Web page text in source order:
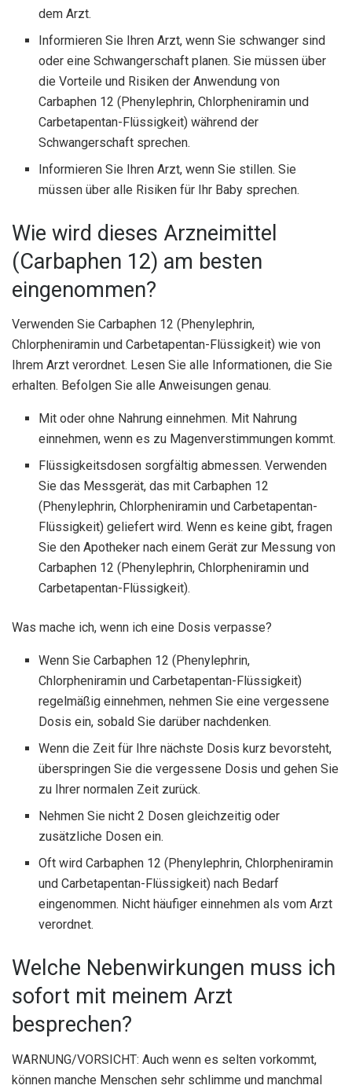
dem Arzt.
Informieren Sie Ihren Arzt, wenn Sie schwanger sind
oder eine Schwangerschaft planen. Sie müssen über
die Vorteile und Risiken der Anwendung von
Carbaphen 12 (Phenylephrin, Chlorpheniramin und
Carbetapentan-Flüssigkeit) während der
Schwangerschaft sprechen.
Informieren Sie Ihren Arzt, wenn Sie stillen. Sie
müssen über alle Risiken für Ihr Baby sprechen.
Wie wird dieses Arzneimittel
(Carbaphen 12) am besten
eingenommen?
Verwenden Sie Carbaphen 12 (Phenylephrin,
Chlorpheniramin und Carbetapentan-Flüssigkeit) wie von
Ihrem Arzt verordnet. Lesen Sie alle Informationen, die Sie
erhalten. Befolgen Sie alle Anweisungen genau.
Mit oder ohne Nahrung einnehmen. Mit Nahrung
einnehmen, wenn es zu Magenverstimmungen kommt.
Flüssigkeitsdosen sorgfältig abmessen. Verwenden
Sie das Messgerät, das mit Carbaphen 12
(Phenylephrin, Chlorpheniramin und Carbetapentan-
Flüssigkeit) geliefert wird. Wenn es keine gibt, fragen
Sie den Apotheker nach einem Gerät zur Messung von
Carbaphen 12 (Phenylephrin, Chlorpheniramin und
Carbetapentan-Flüssigkeit).
Was mache ich, wenn ich eine Dosis verpasse?
Wenn Sie Carbaphen 12 (Phenylephrin,
Chlorpheniramin und Carbetapentan-Flüssigkeit)
regelmäßig einnehmen, nehmen Sie eine vergessene
Dosis ein, sobald Sie darüber nachdenken.
Wenn die Zeit für Ihre nächste Dosis kurz bevorsteht,
überspringen Sie die vergessene Dosis und gehen Sie
zu Ihrer normalen Zeit zurück.
Nehmen Sie nicht 2 Dosen gleichzeitig oder
zusätzliche Dosen ein.
Oft wird Carbaphen 12 (Phenylephrin, Chlorpheniramin
und Carbetapentan-Flüssigkeit) nach Bedarf
eingenommen. Nicht häufiger einnehmen als vom Arzt
verordnet.
Welche Nebenwirkungen muss ich
sofort mit meinem Arzt
besprechen?
WARNUNG/VORSICHT: Auch wenn es selten vorkommt,
können manche Menschen sehr schlimme und manchmal